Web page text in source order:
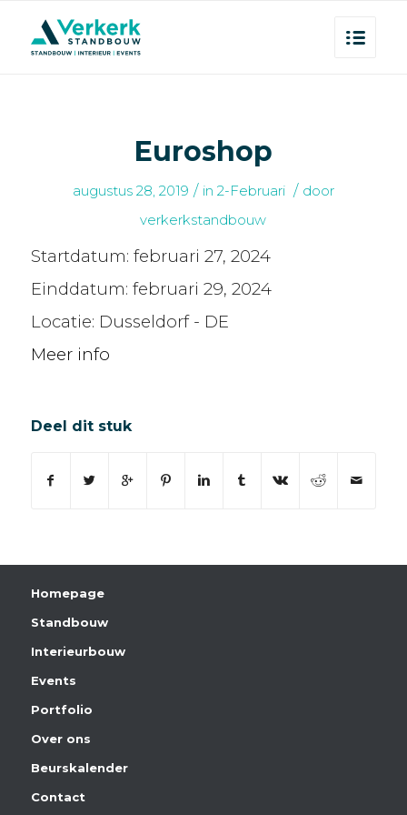
Euroshop
augustus 28, 2019 / in 2-Februari / door
verkerkstandbouw
Startdatum: februari 27, 2024
Einddatum: februari 29, 2024
Locatie: Dusseldorf - DE
Meer info
Deel dit stuk
Homepage
Standbouw
Interieurbouw
Events
Portfolio
Over ons
Beurskalender
Contact